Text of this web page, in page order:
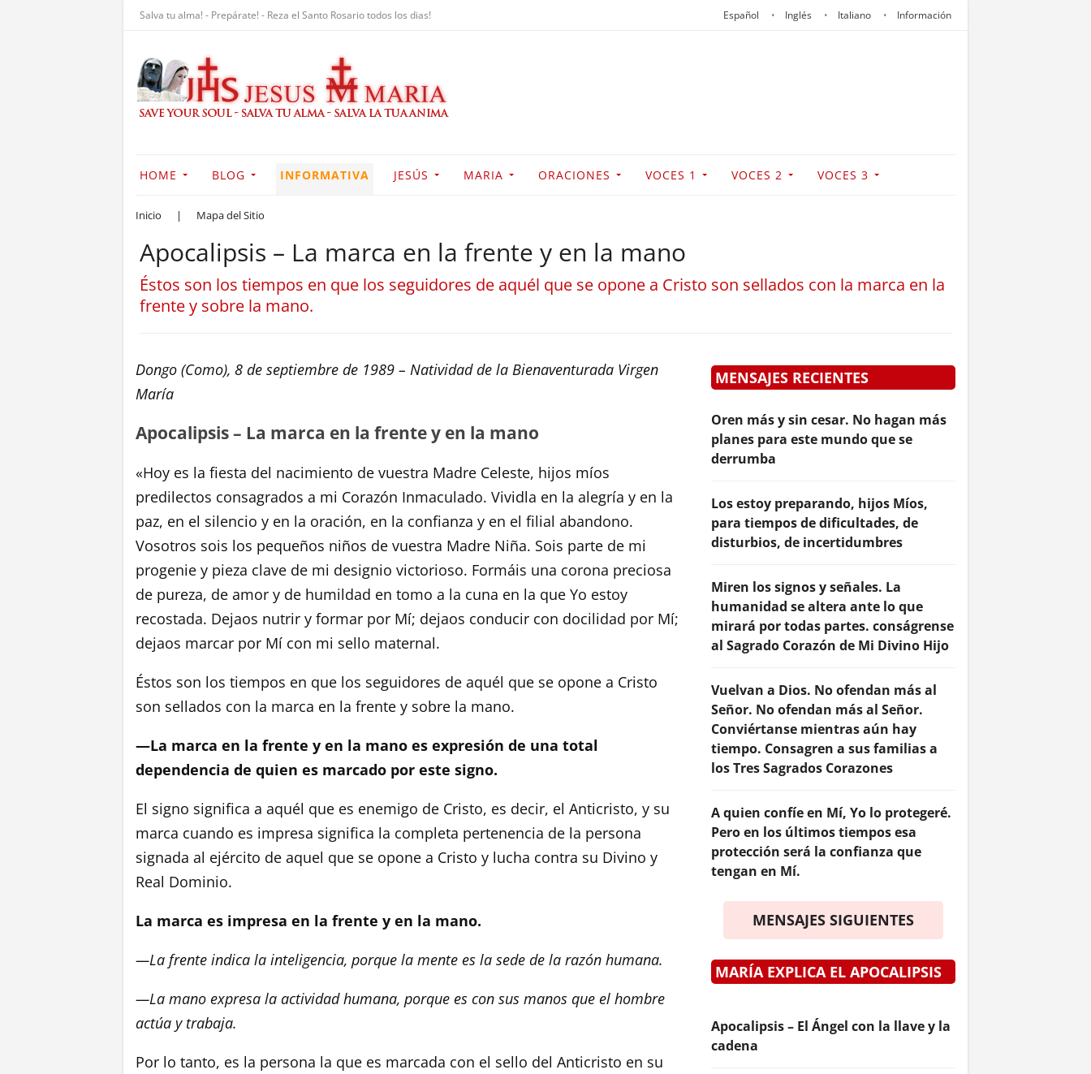
Salva tu alma! - Prepárate! - Reza el Santo Rosario todos los dias! Español Inglés Italiano Información
HOME BLOG INFORMATIVA JESÚS MARIA ORACIONES VOCES 1 VOCES 2 VOCES 3
Inicio | Mapa del Sitio
Apocalipsis – La marca en la frente y en la mano
Éstos son los tiempos en que los seguidores de aquél que se opone a Cristo son sellados con la marca en la
frente y sobre la mano.
Dongo (Como), 8 de septiembre de 1989 – Natividad de la Bienaventurada Virgen
María
Apocalipsis – La marca en la frente y en la mano
«Hoy es la fiesta del nacimiento de vuestra Madre Celeste, hijos míos
predilectos consagrados a mi Corazón Inmaculado. Vividla en la alegría y en la
paz, en el silencio y en la oración, en la confianza y en el filial abandono.
Vosotros sois los pequeños niños de vuestra Madre Niña. Sois parte de mi
progenie y pieza clave de mi designio victorioso. Formáis una corona preciosa
de pureza, de amor y de humildad en tomo a la cuna en la que Yo estoy
recostada. Dejaos nutrir y formar por Mí; dejaos conducir con docilidad por Mí;
dejaos marcar por Mí con mi sello maternal.
Éstos son los tiempos en que los seguidores de aquél que se opone a Cristo
son sellados con la marca en la frente y sobre la mano.
—La marca en la frente y en la mano es expresión de una total
dependencia de quien es marcado por este signo.
El signo significa a aquél que es enemigo de Cristo, es decir, el Anticristo, y su
marca cuando es impresa significa la completa pertenencia de la persona
signada al ejército de aquel que se opone a Cristo y lucha contra su Divino y
Real Dominio.
La marca es impresa en la frente y en la mano.
—La frente indica la inteligencia, porque la mente es la sede de la razón humana.
—La mano expresa la actividad humana, porque es con sus manos que el hombre
actúa y trabaja.
Por lo tanto, es la persona la que es marcada con el sello del Anticristo en su
MENSAJES RECIENTES
Oren más y sin cesar. No hagan más
planes para este mundo que se
derrumba
Los estoy preparando, hijos Míos,
para tiempos de dificultades, de
disturbios, de incertidumbres
Miren los signos y señales. La
humanidad se altera ante lo que
mirará por todas partes. conságrense
al Sagrado Corazón de Mi Divino Hijo
Vuelvan a Dios. No ofendan más al
Señor. No ofendan más al Señor.
Conviértanse mientras aún hay
tiempo. Consagren a sus familias a
los Tres Sagrados Corazones
A quien confíe en Mí, Yo lo protegeré.
Pero en los últimos tiempos esa
protección será la confianza que
tengan en Mí.
MENSAJES SIGUIENTES
MARÍA EXPLICA EL APOCALIPSIS
Apocalipsis – El Ángel con la llave y la
cadena